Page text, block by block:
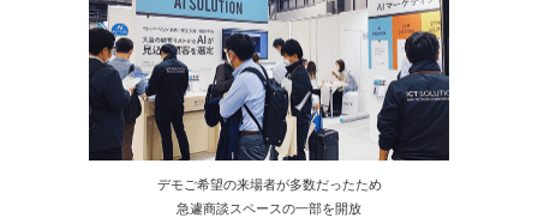
デモご希望の来場者が多数だったため
急遽商談スペースの一部を開放